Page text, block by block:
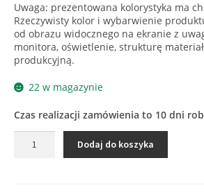
Uwaga: prezentowana kolorystyka ma
Rzeczywisty kolor i wybarwienie
od obrazu widocznego na ekranie z
monitora, oświetlenie, strukturę
produkcyjną.
22 w magazynie
Czas realizacji zamówienia to 10 dni
D3273
Dodaj do koszyka